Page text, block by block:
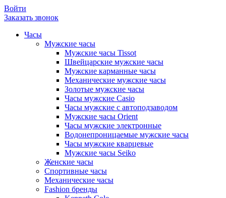
Войти
Заказать звонок
Часы
Мужские часы
Мужские часы Tissot
Швейцарские мужские часы
Мужские карманные часы
Механические мужские часы
Золотые мужские часы
Часы мужские Casio
Часы мужские с автоподзаводом
Мужские часы Orient
Часы мужские электронные
Водонепроницаемые мужские часы
Часы мужские кварцевые
Мужские часы Seiko
Женские часы
Спортивные часы
Механические часы
Fashion бренды